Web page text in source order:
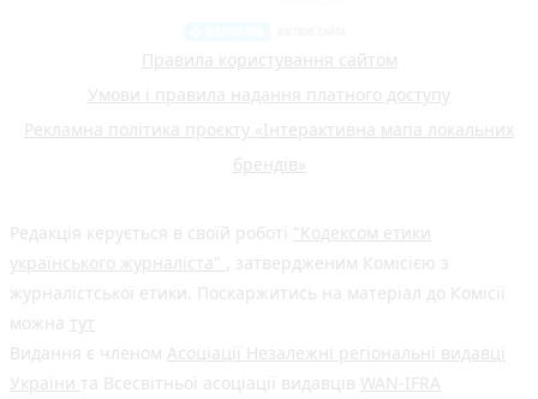
Правила користування сайтом
Умови і правила надання платного доступу
Рекламна політика проєкту «Інтерактивна мапа локальних
брендів»
Редакція керується в своїй роботі "Кодексом етики
українського журналіста"
, затвердженим Комісією з
журналістської етики. Поскаржитись на матеріал до Комісії
можна тут
Видання є членом Асоціації Незалежні регіональні видавці
України та Всесвітньої асоціації видавців WAN-IFRA